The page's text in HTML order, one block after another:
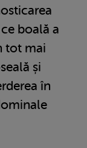
boală a
tot mai
și
în